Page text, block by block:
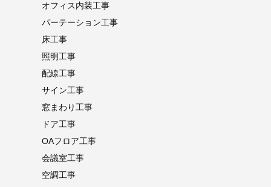
オフィス内装工事
パーテーション工事
床工事
照明工事
配線工事
サイン工事
窓まわり工事
ドア工事
OAフロア工事
会議室工事
空調工事